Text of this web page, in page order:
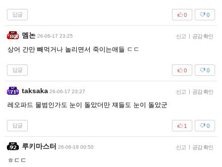
답글 0
0
멤논 26-06-17 23:25 신고 | 공감 확인
상어 간만 빼먹거나 놀리면서 죽이는애들 ㄷㄷ
답글 0
0
taksaka 26-06-17 23:27 신고 | 공감 확인
레오파드 물범인가도 눈이 돌았더만 쟤들도 눈이 돌았군
답글 0
1
루키마스터 26-06-18 00:50 신고 | 공감 확인
ㅎㄷㄷ